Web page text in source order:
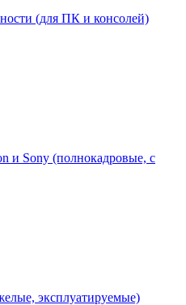
(для ПК и консолей)
и Sony (полнокадровые, с
эксплуатируемые)